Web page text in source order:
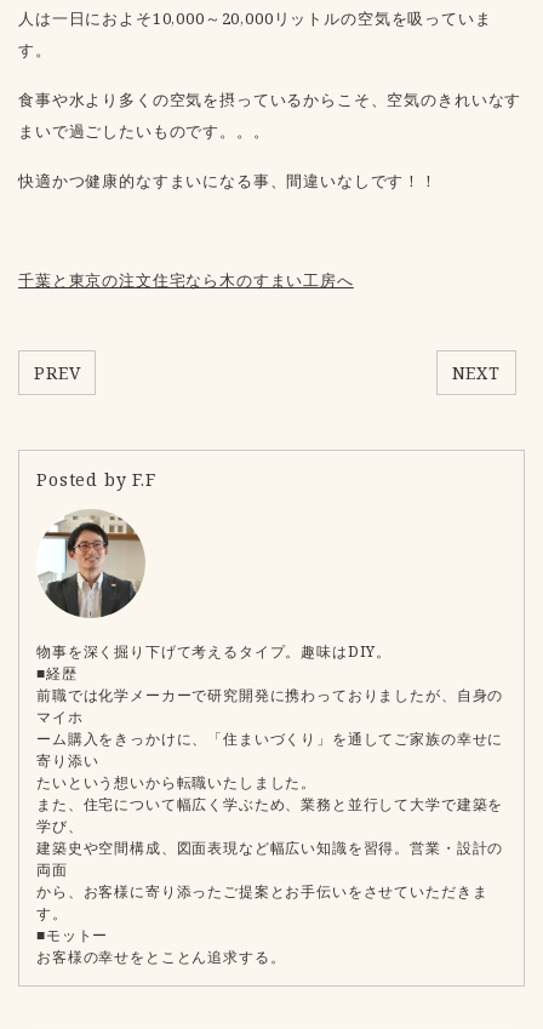
人は一日におよそ10,000～20,000リットルの空気を吸っていま
す。
食事や水より多くの空気を摂っているからこそ、空気のきれいなす
まいで過ごしたいものです。。。
快適かつ健康的なすまいになる事、間違いなしです！！
千葉と東京の注文住宅なら木のすまい工房へ
PREV NEXT
Posted by F.F
物事を深く掘り下げて考えるタイプ。趣味はDIY。
■経歴
前職では化学メーカーで研究開発に携わっておりましたが、自身の
マイホ
ーム購入をきっかけに、「住まいづくり」を通してご家族の幸せに
寄り添い
たいという想いから転職いたしました。
また、住宅について幅広く学ぶため、業務と並行して大学で建築を
学び、
建築史や空間構成、図面表現など幅広い知識を習得。営業・設計の
両面
から、お客様に寄り添ったご提案とお手伝いをさせていただきま
す。
■モットー
お客様の幸せをとことん追求する。